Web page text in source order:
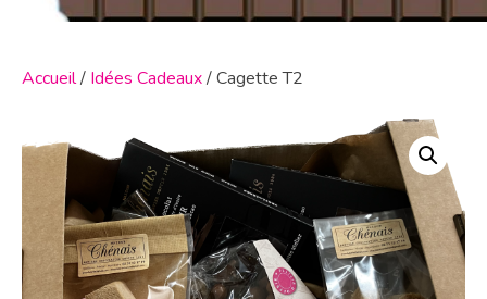
Accueil/ Idées Cadeaux/ Cagette T2